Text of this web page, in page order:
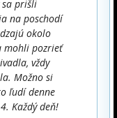
sa prišli
na poschodí
okolo
mohli pozrieť
vždy
Možno si
ľudí denne
Každý deň!